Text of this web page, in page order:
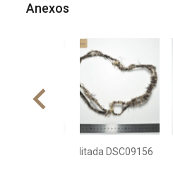
Anexos
editada DSC09156